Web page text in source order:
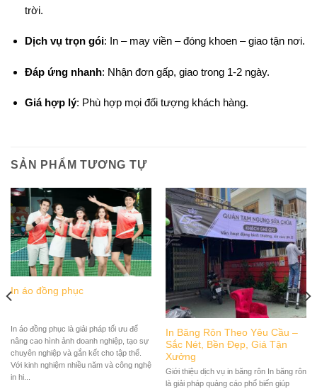
trời.
Dịch vụ trọn gói: In – may viền – đóng khoen – giao tận nơi.
Đáp ứng nhanh: Nhận đơn gấp, giao trong 1-2 ngày.
Giá hợp lý: Phù hợp mọi đối tượng khách hàng.
SẢN PHẨM TƯƠNG TỰ
In áo đồng phục
In áo đồng phục là giải pháp tối ưu để
nâng cao hình ảnh doanh nghiệp, tạo sự
chuyên nghiệp và gắn kết cho tập thể.
Với kinh nghiệm nhiều năm và công nghệ
in hi...
In Băng Rôn Theo Yêu Cầu –
Sắc Nét, Bền Đẹp, Giá Tận
Xưởng
Giới thiệu dịch vụ in băng rôn In băng rôn
là giải pháp quảng cáo phổ biến giúp